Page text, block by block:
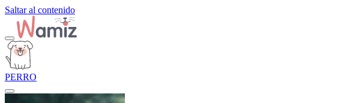
Saltar al contenido
PERRO